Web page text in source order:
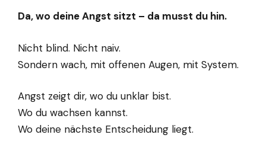
Da, wo deine Angst sitzt – da musst du hin.
Nicht blind. Nicht naiv.
Sondern wach, mit offenen Augen, mit System.
Angst zeigt dir, wo du unklar bist.
Wo du wachsen kannst.
Wo deine nächste Entscheidung liegt.